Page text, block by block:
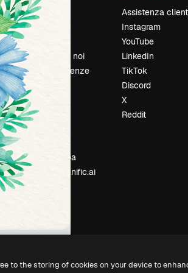
Prezzi
Chi siamo
Lavora con noi
Cerca tendenze
Eventi
Slidesgo
Vendi i tuoi
Sala stampa
Cerchi magnific.ai
Assistenza
Instagram
YouTube
LinkedIn
TikTok
Discord
X
Reddit
to the storing of cookies on your device to